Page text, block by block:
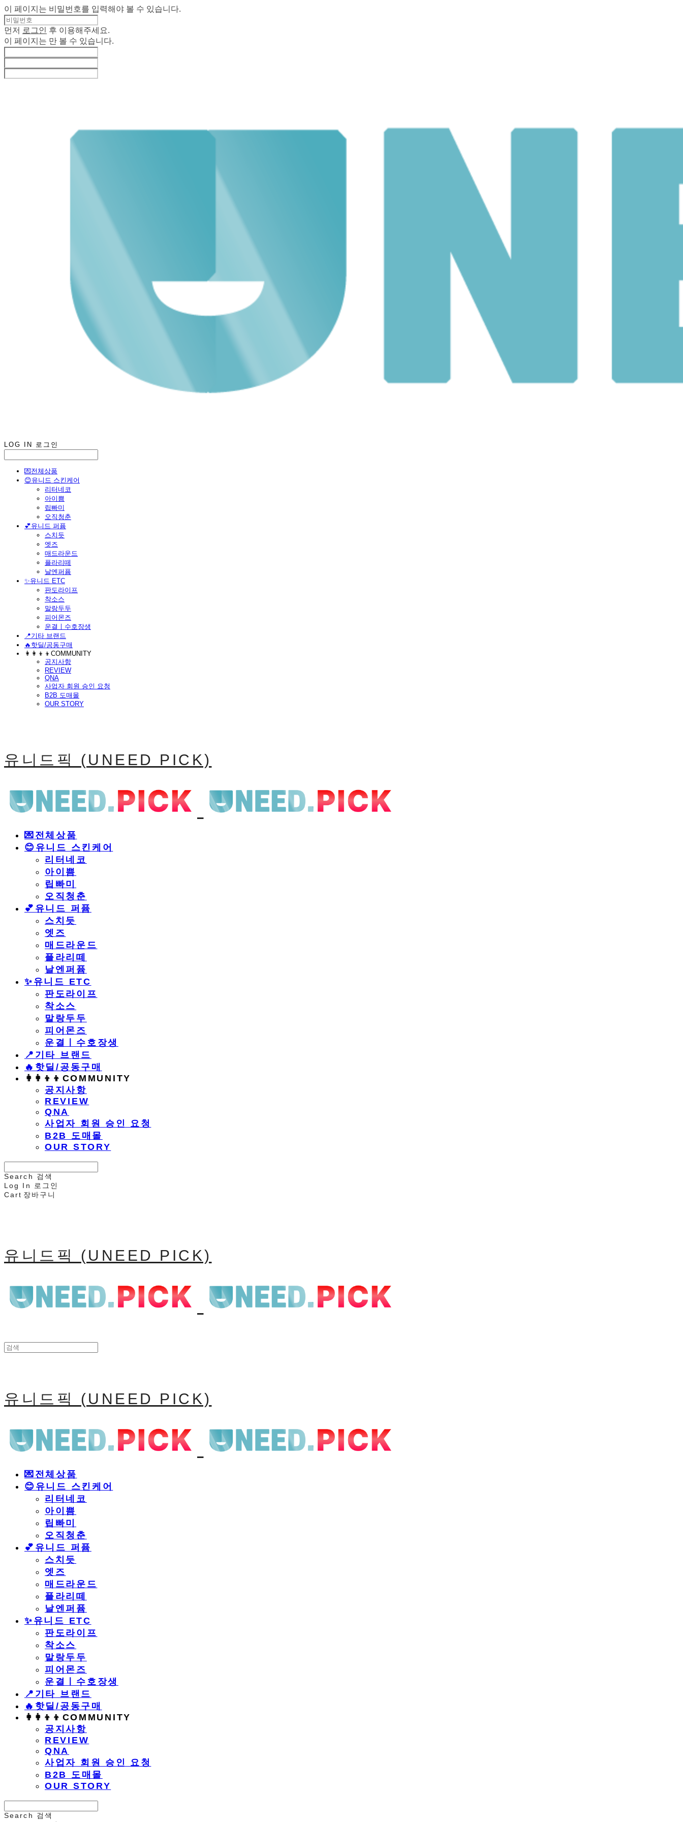
이 페이지는 비밀번호를 입력해야 볼 수 있습니다.
먼저 로그인
후 이용해주세요.
이 페이지는 만 볼 수 있습니다.
LOG IN 로그인
💌전체상품
😊유니드 스킨케어
리터네코
아이쁨
립빠미
오직청춘
💕유니드 퍼퓸
스치듯
엣즈
매드라운드
플라리떼
날엔퍼퓸
​✨유니드 ETC
판도라이프
착소스
말랑두두
피어몬즈
운결ㅣ수호장생
📍기타 브랜드
🔥핫딜/공동구매
👩‍👩‍👦‍👦COMMUNITY
공지사항
REVIEW
QNA
사업자 회원 승인 요청
B2B 도매몰
OUR STORY
유니드픽 (UNEED PICK)
💌전체상품
😊유니드 스킨케어
리터네코
아이쁨
립빠미
오직청춘
💕유니드 퍼퓸
스치듯
엣즈
매드라운드
플라리떼
날엔퍼퓸
​✨유니드 ETC
판도라이프
착소스
말랑두두
피어몬즈
운결ㅣ수호장생
📍기타 브랜드
🔥핫딜/공동구매
👩‍👩‍👦‍👦COMMUNITY
공지사항
REVIEW
QNA
사업자 회원 승인 요청
B2B 도매몰
OUR STORY
Search
검색
Log In
로그인
Cart 장바구니
유니드픽 (UNEED PICK)
유니드픽 (UNEED PICK)
💌전체상품
😊유니드 스킨케어
리터네코
아이쁨
립빠미
오직청춘
💕유니드 퍼퓸
스치듯
엣즈
매드라운드
플라리떼
날엔퍼퓸
​✨유니드 ETC
판도라이프
착소스
말랑두두
피어몬즈
운결ㅣ수호장생
📍기타 브랜드
🔥핫딜/공동구매
👩‍👩‍👦‍👦COMMUNITY
공지사항
REVIEW
QNA
사업자 회원 승인 요청
B2B 도매몰
OUR STORY
Search
검색